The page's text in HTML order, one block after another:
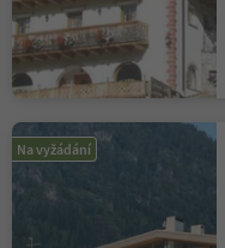
Na vyžádání